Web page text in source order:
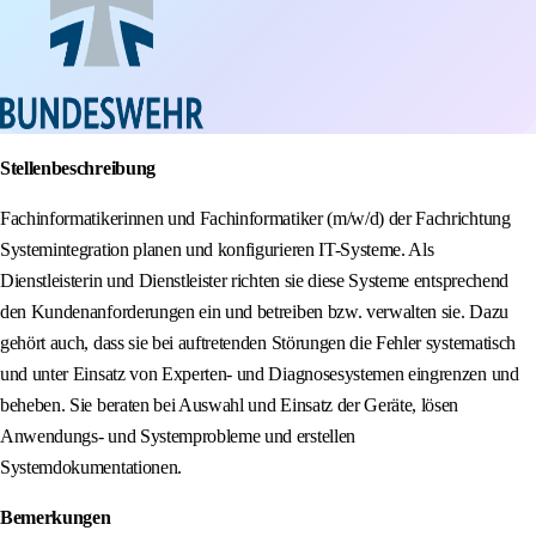
Stellenbeschreibung
Fachinformatikerinnen und Fachinformatiker (m/w/d) der Fachrichtung
Systemintegration planen und konfigurieren IT-Systeme. Als
Dienstleisterin und Dienstleister richten sie diese Systeme entsprechend
den Kundenanforderungen ein und betreiben bzw. verwalten sie. Dazu
gehört auch, dass sie bei auftretenden Störungen die Fehler systematisch
und unter Einsatz von Experten- und Diagnosesystemen eingrenzen und
beheben. Sie beraten bei Auswahl und Einsatz der Geräte, lösen
Anwendungs- und Systemprobleme und erstellen
Systemdokumentationen.
Bemerkungen